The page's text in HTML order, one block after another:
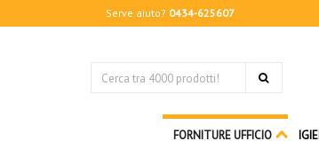
Serve aiuto? 0434-625607
FORNITURE UFFICIO